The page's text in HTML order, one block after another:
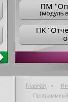
ПM
(модуль
ПK
Главная